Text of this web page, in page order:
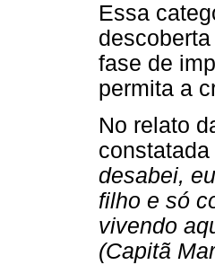
Essa
fase de
permita a
No relato
desabei,
filho e só
vivendo
(Capitã